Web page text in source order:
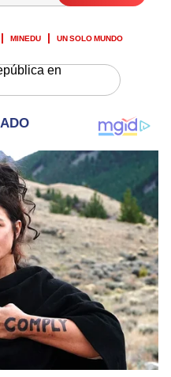
MINEDU UN SOLO MUNDO
en